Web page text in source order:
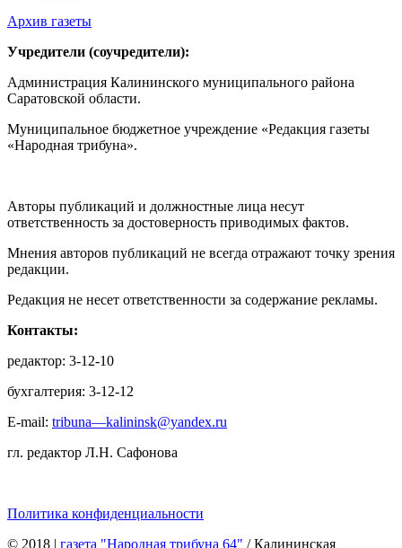
Архив газеты
Учредители (соучредители):
Администрация Калининского муниципального района
Саратовской области.
Муниципальное бюджетное учреждение «Редакция газеты
«Народная трибуна».
Авторы публикаций и должностные лица несут
ответственность за достоверность приводимых фактов.
Мнения авторов публикаций не всегда отражают точку зрения
редакции.
Редакция не несет ответственности за содержание рекламы.
Контакты:
редактор: 3-12-10
бухгалтерия: 3-12-12
E-mail: tribuna—kalininsk@yandex.ru
гл. редактор Л.Н. Сафонова
Политика конфиденциальности
© 2018 | газета "Народная трибуна 64" / Калининская